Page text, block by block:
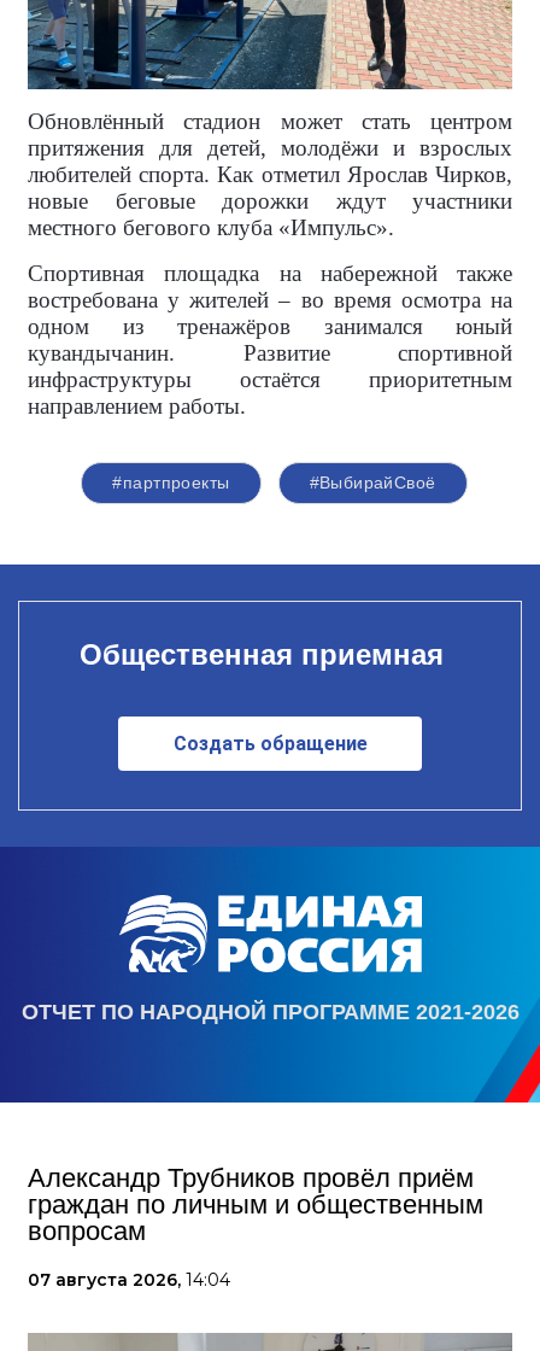
Обновлённый стадион может стать центром
притяжения для детей, молодёжи и взрослых
любителей спорта. Как отметил Ярослав Чирков,
новые беговые дорожки ждут участники
местного бегового клуба «Импульс».
Спортивная площадка на набережной также
востребована у жителей – во время осмотра на
одном из тренажёров занимался юный
кувандычанин. Развитие спортивной
инфраструктуры остаётся приоритетным
направлением работы.
#партпроекты #ВыбирайСвоё
Общественная приемная
Создать обращение
ОТЧЕТ ПО НАРОДНОЙ ПРОГРАММЕ 2021-2026
Александр Трубников провёл приём
граждан по личным и общественным
вопросам
07 августа 2026, 14:04